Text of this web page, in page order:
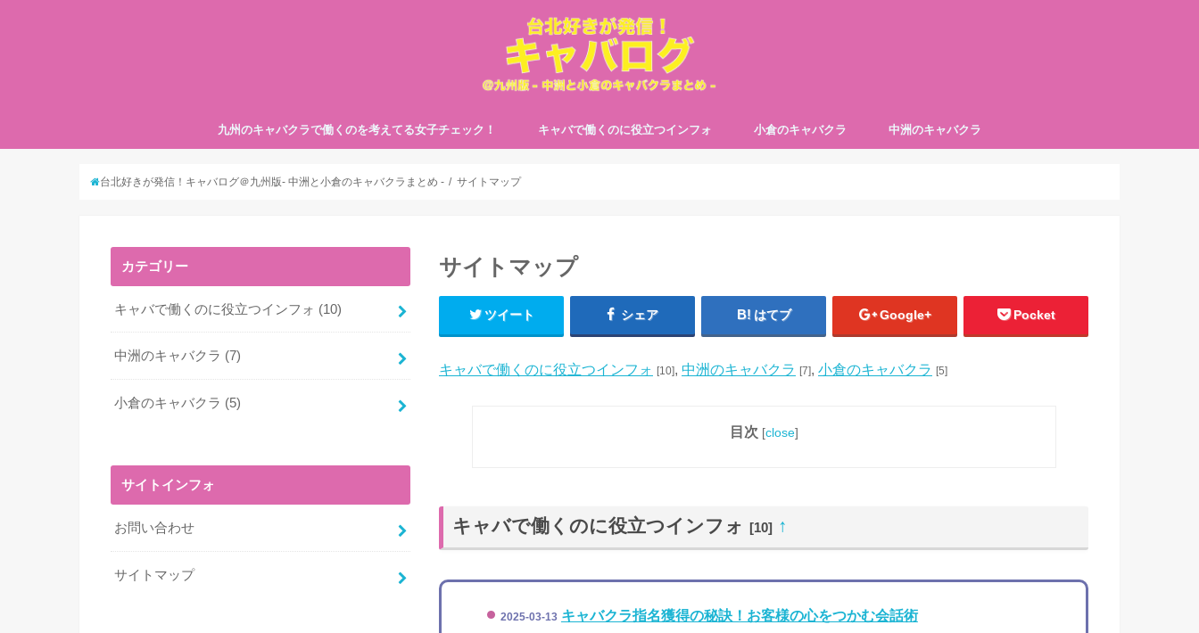
九州のキャバクラで働くのを考えてる女子チェック！ キャバで働くのに役立つインフォ
いてみてわかったこと
テクニック
いいの？持ち物は？
の断り方を伝授！
ことするのか教えます！
らえる？給料も大公開！
みた！
いの？
飽き性にオススメあるよ！
小倉のキャバクラ 中洲のキャバクラ
台北好きが発信！キャバログ＠九州版- 中洲と小倉のキャバクラまとめ - サイトマップ
サイトマップ
ツイート シェア はてブ Google+ Pocket
キャバで働くのに役立つインフォ [10], 中洲のキャバクラ [7], 小倉のキャバクラ [5]
目次 [close]
キャバで働くのに役立つインフォ[10] ↑
2025-03-13 キャバクラ指名獲得の秘訣！お客様の心をつかむ会話術
カテゴリー
キャバで働くのに役立つインフォ (10)
中洲のキャバクラ (7)
小倉のキャバクラ (5)
サイトインフォ
お問い合わせ
サイトマップ